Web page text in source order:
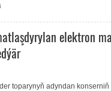
elektron
toparynyň adyndan